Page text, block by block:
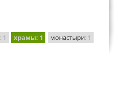
: 1 храмы: 1 монастыри: 1